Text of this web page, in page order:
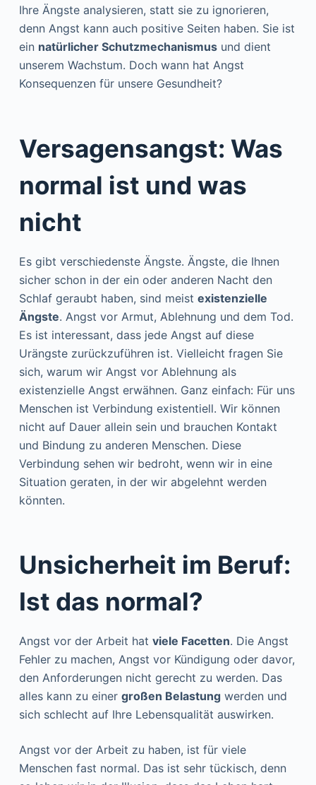
Ihre Ängste analysieren, statt sie zu ignorieren,
denn Angst kann auch positive Seiten haben. Sie ist
ein natürlicher Schutzmechanismusund dient
unserem Wachstum. Doch wann hat Angst
Konsequenzen für unsere Gesundheit?
Versagensangst: Was
normal ist und was
nicht
Es gibt verschiedenste Ängste. Ängste, die Ihnen
sicher schon in der ein oder anderen Nacht den
Schlaf geraubt haben, sind meist existenzielle
Ängste. Angst vor Armut, Ablehnung und dem Tod.
Es ist interessant, dass jede Angst auf diese
Urängste zurückzuführen ist. Vielleicht fragen Sie
sich, warum wir Angst vor Ablehnung als
existenzielle Angst erwähnen. Ganz einfach: Für uns
Menschen ist Verbindung existentiell. Wir können
nicht auf Dauer allein sein und brauchen Kontakt
und Bindung zu anderen Menschen. Diese
Verbindung sehen wir bedroht, wenn wir in eine
Situation geraten, in der wir abgelehnt werden
könnten.
Unsicherheit im Beruf:
Ist das normal?
Angst vor der Arbeit hat viele Facetten. Die Angst
Fehler zu machen, Angst vor Kündigung oder davor,
den Anforderungen nicht gerecht zu werden. Das
alles kann zu einer großen Belastungwerden und
sich schlecht auf Ihre Lebensqualität auswirken.
Angst vor der Arbeit zu haben, ist für viele
Menschen fast normal. Das ist sehr tückisch, denn